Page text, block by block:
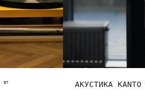
97 АКУСТИКА KANTO